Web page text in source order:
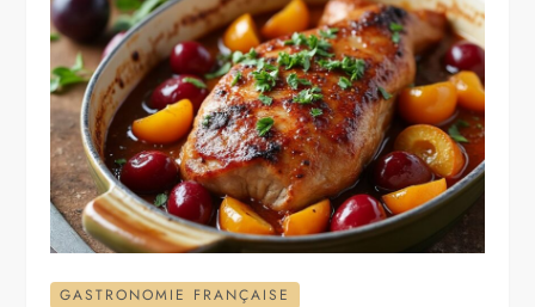
GASTRONOMIE FRANÇAISE